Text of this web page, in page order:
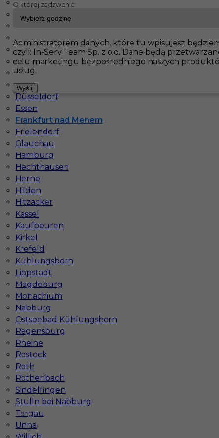
InServ Oferty pracy
Pokaż filtr
Aachen
Bad Kohlgrub
Bochum
Bonn
Brilon
Dortmund
Duisburg
Düsseldorf
Essen
Frankfurt nad Menem
Frielendorf
Glauchau
Hamburg
Hechthausen
Herne
Hilden
Hitzacker
Kassel
Kaufbeuren
Kirkel
Krefeld
Kühlungsborn
Lippstadt
Magdeburg
Monachium
Nabburg
Ostseebad Kühlungsborn
Regensburg
Rheine
Rostock
Roth
Röthenbach
Sindelfingen
Stulln bei Nabburg
Torgau
Unna
Regipsiarz - praca w Niemczech
Kategoria
Lokalizacja
Wymagane języki
Stawka 16 - 18 € / h
1
Znaleziono 1 wyników
Najczęściej zadawane pytania (FAQ)
Jak znaleźć pracę za granicą?
Czy praca Niemcy na budowie nadal się
opłaca przy obecnych kosztach życia?
O której zadzwonić:
Administratorem danych, które tu wpisujesz
czyli: In-Serv Team Sp. z o.o. Dane będą
celu marketingu bezpośredniego naszych
usług.
Wyślij